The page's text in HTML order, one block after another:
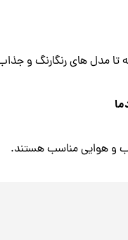
تا مدل های رنگارنگ و
و هوایی مناسب هستند.